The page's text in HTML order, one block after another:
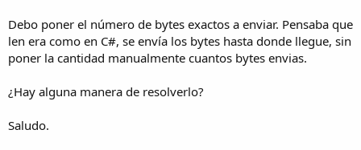
Debo poner el número de bytes exactos a enviar. Pensaba que
len era como en C#, se envía los bytes hasta donde llegue, sin
poner la cantidad manualmente cuantos bytes envias.
¿Hay alguna manera de resolverlo?
Saludo.